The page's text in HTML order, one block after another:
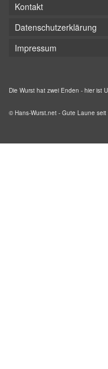
Kontakt
Datenschutzerklärung
Impressum
Die Wurst hat zwei Enden - hier ist
© Hans-Wurst.net - Gute Laune seit